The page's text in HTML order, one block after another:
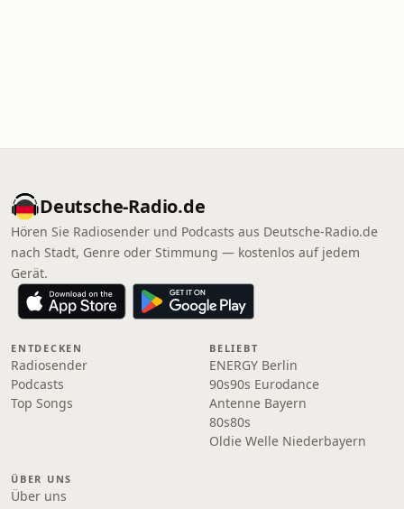
Deutsche-Radio.de
Hören Sie Radiosender und Podcasts aus Deutsche-Radio.de
nach Stadt, Genre oder Stimmung — kostenlos auf jedem
Gerät.
ENTDECKEN
Radiosender
Podcasts
Top Songs
BELIEBT
ENERGY Berlin
90s90s Eurodance
Antenne Bayern
80s80s
Oldie Welle Niederbayern
ÜBER UNS
Über uns